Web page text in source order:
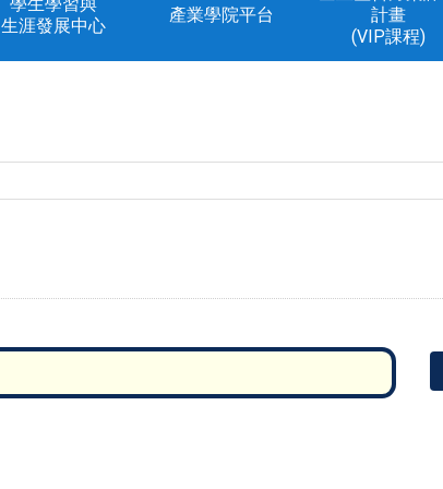
生涯發展中心
產業學院平台
計畫
(VIP課程)